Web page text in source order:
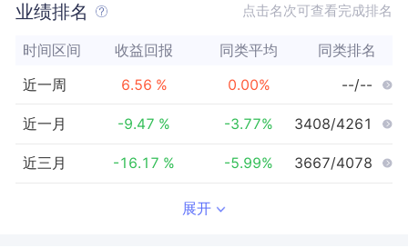
业绩排名 点击名次可查看完成排名
时间区间 收益回报 同类平均 同类排名
近一周 6.56 % 0.00% --/--
近一月 -9.47 % -3.77% 3408/4261
近三月 -16.17 % -5.99% 3667/4078
-1.23
展开